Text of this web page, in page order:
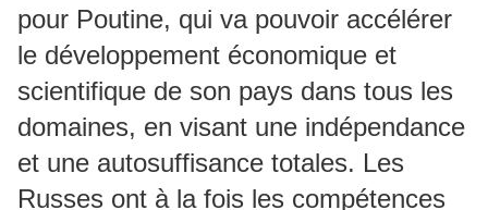
pour Poutine, qui va pouvoir accélérer
le développement économique et
scientifique de son pays dans tous les
domaines, en visant une indépendance
et une autosuffisance totales. Les
Russes ont à la fois les compétences